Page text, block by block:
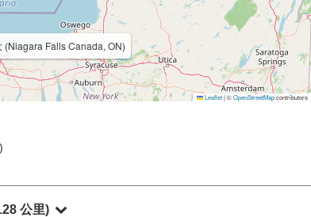
(Niagara Falls Canada, ON)
Leaflet|©OpenStreetMapcontributors
公里)